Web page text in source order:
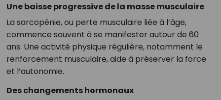
Une baisse progressive de la masse musculaire
La sarcopénie, ou perte musculaire liée à l’âge,
commence souvent à se manifester autour de 60
ans. Une activité physique régulière, notamment le
renforcement musculaire, aide à préserver la force
et l’autonomie.
Des changements hormonaux